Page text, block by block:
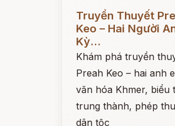
Đọc ngay
Truyền Thuyết
Keo – Hai Người
Kỳ...
Khám phá truyền
Preah Keo – hai anh
văn hóa Khmer, biểu
trung thành, phép
dân tộc